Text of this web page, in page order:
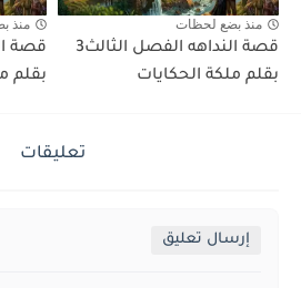
منذ بضع لحظات
قصة النداهه الفصل الثالث3
بقلم ملكة الحكايات
منذ
بقلم
تعليقات
إرسال تعليق